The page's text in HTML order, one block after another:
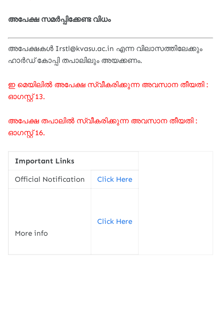
അപേക്ഷ സമർപ്പിക്കേണ്ട വിധം
അപേക്ഷകൾ Irstl@kvasu.ac.in എന്ന വിലാസത്തിലേക്കും
ഹാർഡ് കോപ്പി തപാലിലും അയക്കണം.
ഇ മെയിലിൽ അപേക്ഷ സ്വീകരിക്കുന്ന അവസാന തീയതി :
ഓഗസ്റ്റ് 13.
അപേക്ഷ തപാലിൽ സ്വീകരിക്കുന്ന അവസാന തീയതി :
ഓഗസ്റ്റ് 16.
Important Links
Official Notification Click Here
More info
Click Here